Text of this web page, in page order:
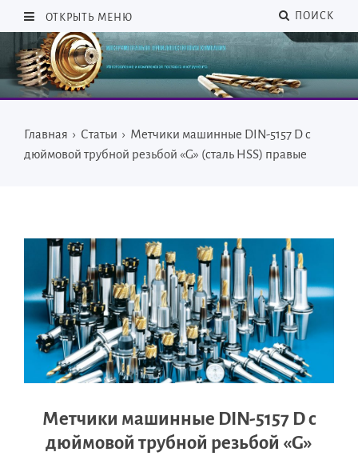
ОТКРЫТЬ МЕНЮ ПОИСК
Главная › Статьи › Метчики машинные DIN-5157 D с
дюймовой трубной резьбой «G» (сталь HSS) правые
Метчики машинные DIN-5157 D с
дюймовой трубной резьбой «G»